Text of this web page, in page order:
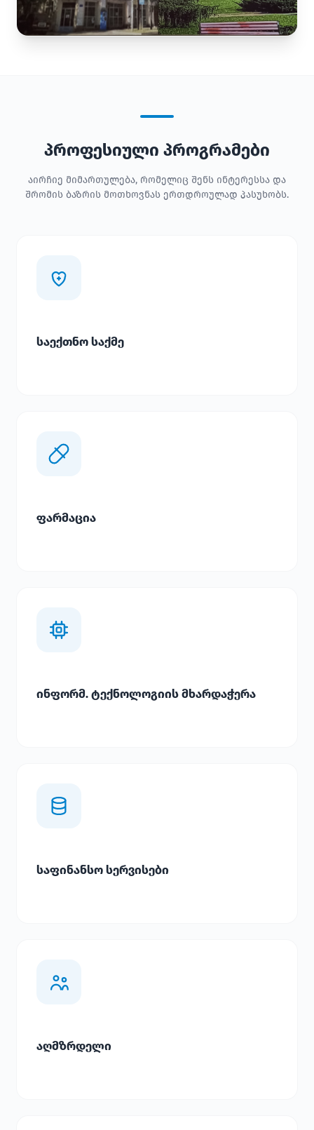
პროფესიული პროგრამები
აირჩიე მიმართულება, რომელიც შენს ინტერესსა და
შრომის ბაზრის მოთხოვნას ერთდროულად პასუხობს.
საექთნო საქმე
ფარმაცია
ინფორმ. ტექნოლოგიის მხარდაჭერა
საფინანსო სერვისები
აღმზრდელი